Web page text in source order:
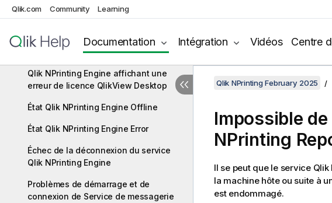
Qlik.com Community Learning
Documentation Intégration Vidéos Centre
Journaux de dépannage
Erreur d'activation de licence Qlik
NPrinting
Qlik NPrinting Engine affichant une
erreur de licence QlikView Desktop
État Qlik NPrinting Engine Offline
État Qlik NPrinting Engine Error
Échec de la déconnexion du service
Qlik NPrinting Engine
Problèmes de démarrage et de
connexion de Service de messagerie
Qlik NPrinting February 2025
Impossible
NPrinting
Il se peut que le service Qlik
la machine hôte ou suite à
est endommagé.